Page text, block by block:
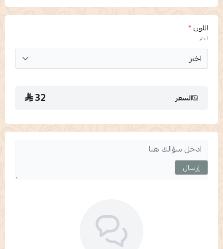
اللون*
اختر
السعر 32
إرسال